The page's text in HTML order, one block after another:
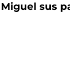
sus